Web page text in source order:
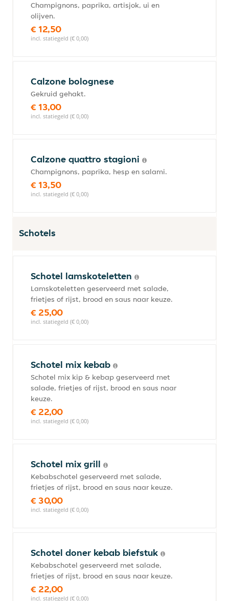
Champignons, paprika, artisjok, ui en
olijven.
€ 12,50
incl. statiegeld (€ 0,00)
Calzone bolognese
Gekruid gehakt.
€ 13,00
incl. statiegeld (€ 0,00)
Calzone quattro stagioni
Champignons, paprika, hesp en salami.
€ 13,50
incl. statiegeld (€ 0,00)
Schotels
Schotel lamskoteletten
Lamskoteletten geserveerd met salade,
frietjes of rijst, brood en saus naar keuze.
€ 25,00
incl. statiegeld (€ 0,00)
Schotel mix kebab
Schotel mix kip & kebap geserveerd met
salade, frietjes of rijst, brood en saus naar
keuze.
€ 22,00
incl. statiegeld (€ 0,00)
Schotel mix grill
Kebabschotel geserveerd met salade,
frietjes of rijst, brood en saus naar keuze.
€ 30,00
incl. statiegeld (€ 0,00)
Schotel doner kebab biefstuk
Kebabschotel geserveerd met salade,
frietjes of rijst, brood en saus naar keuze.
€ 22,00
incl. statiegeld (€ 0,00)